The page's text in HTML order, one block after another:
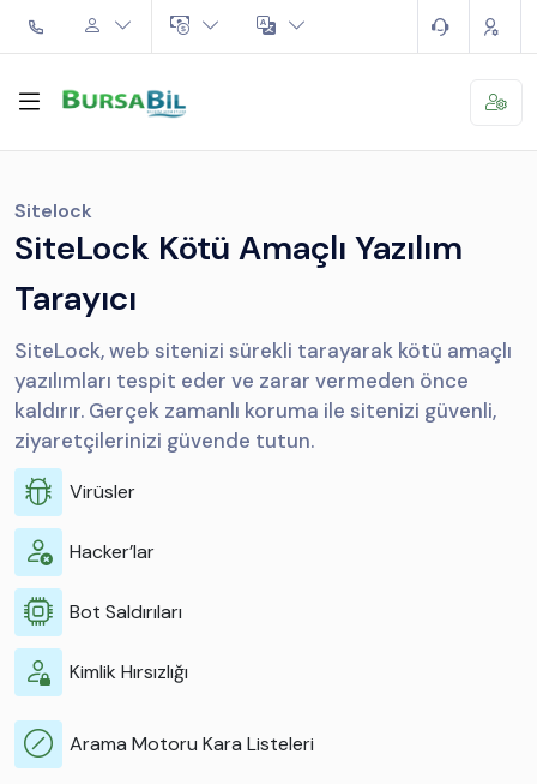
Sitelock
SiteLock Kötü Amaçlı Yazılım
Tarayıcı
SiteLock, web sitenizi sürekli tarayarak kötü amaçlı
yazılımları tespit eder ve zarar vermeden önce
kaldırır. Gerçek zamanlı koruma ile sitenizi güvenli,
ziyaretçilerinizi güvende tutun.
Virüsler
Hacker’lar
Bot Saldırıları
Kimlik Hırsızlığı
Arama Motoru Kara Listeleri